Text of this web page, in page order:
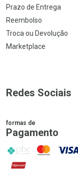
Prazo de Entrega
Reembolso
Troca ou Devolução
Marketplace
Redes Sociais
formas de
Pagamento
PIX MasterCard
VISA
Hipercard